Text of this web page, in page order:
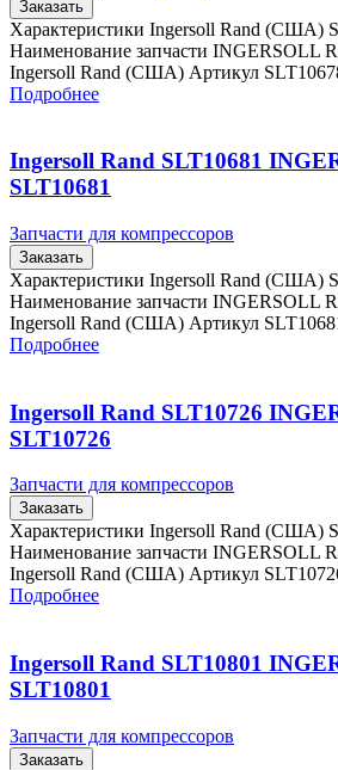
Заказать
Характеристики Ingersoll Rand (США)
Наименование запчасти INGERSOLL
Ingersoll Rand (США) Артикул
Подробнее
Ingersoll Rand SLT10681
SLT10681
Запчасти для компрессоров
Заказать
Характеристики Ingersoll Rand (США)
Наименование запчасти INGERSOLL
Ingersoll Rand (США) Артикул
Подробнее
Ingersoll Rand SLT10726
SLT10726
Запчасти для компрессоров
Заказать
Характеристики Ingersoll Rand (США)
Наименование запчасти INGERSOLL
Ingersoll Rand (США) Артикул
Подробнее
Ingersoll Rand SLT10801
SLT10801
Запчасти для компрессоров
Заказать